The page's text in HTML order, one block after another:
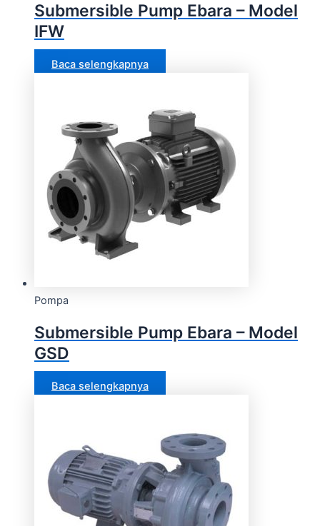
Submersible Pump Ebara – Model
IFW
Baca selengkapnya
Pompa
Submersible Pump Ebara – Model
GSD
Baca selengkapnya